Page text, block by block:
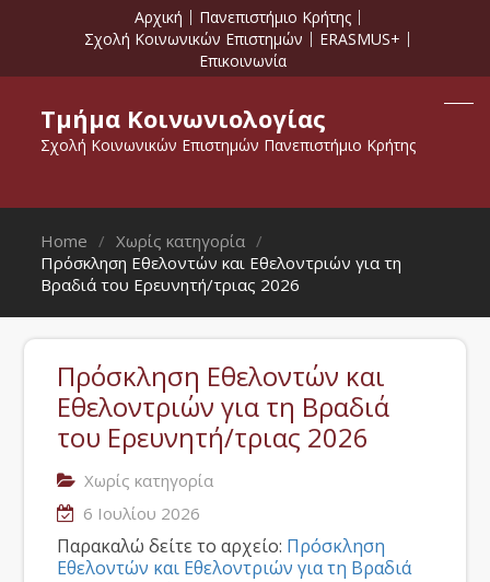
Αρχική
Πανεπιστήμιο Κρήτης
Σχολή Κοινωνικών Επιστημών
ERASMUS+
Επικοινωνία
Τμήμα Κοινωνιολογίας
Σχολή Κοινωνικών Επιστημών Πανεπιστήμιο Κρήτης
Home
Χωρίς κατηγορία
Πρόσκληση Εθελοντών και Εθελοντριών για τη
Βραδιά του Ερευνητή/τριας 2026
Πρόσκληση Εθελοντών και
Εθελοντριών για τη Βραδιά
του Ερευνητή/τριας 2026
Χωρίς κατηγορία
6 Ιουλίου 2026
Παρακαλώ δείτε το αρχείο: Πρόσκληση
Εθελοντών και Εθελοντριών για τη Βραδιά